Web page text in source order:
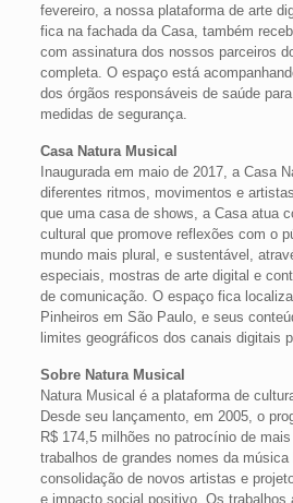
fevereiro, a nossa plataforma de arte
fica na fachada da Casa, também
com assinatura dos nossos parceiros
completa. O espaço está
dos órgãos responsáveis de saúde
medidas de segurança.
Casa Natura Musical
Inaugurada em maio de 2017, a Casa
diferentes ritmos, movimentos e
que uma casa de shows, a Casa atua
cultural que promove reflexões com o
mundo mais plural, e sustentável,
especiais, mostras de arte digital e
de comunicação. O espaço fica
Pinheiros em São Paulo, e seus
limites geográficos dos canais digitais
Sobre Natura Musical
Natura Musical é a plataforma de
Desde seu lançamento, em 2005, o
R$ 174,5 milhões no patrocínio de
trabalhos de grandes nomes da
consolidação de novos artistas e
e impacto social positivo. Os trabalhos